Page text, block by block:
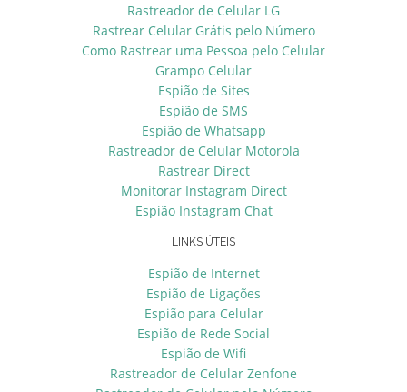
Rastreador de Celular LG
Rastrear Celular Grátis pelo Número
Como Rastrear uma Pessoa pelo Celular
Grampo Celular
Espião de Sites
Espião de SMS
Espião de Whatsapp
Rastreador de Celular Motorola
Rastrear Direct
Monitorar Instagram Direct
Espião Instagram Chat
LINKS ÚTEIS
Espião de Internet
Espião de Ligações
Espião para Celular
Espião de Rede Social
Espião de Wifi
Rastreador de Celular Zenfone